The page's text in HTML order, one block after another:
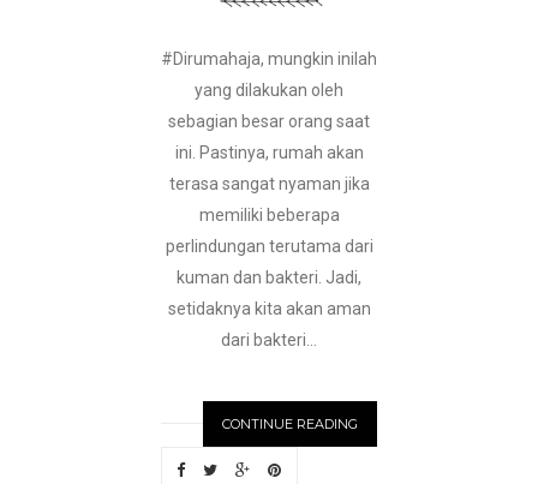
#Dirumahaja, mungkin inilah
yang dilakukan oleh
sebagian besar orang saat
ini. Pastinya, rumah akan
terasa sangat nyaman jika
memiliki beberapa
perlindungan terutama dari
kuman dan bakteri. Jadi,
setidaknya kita akan aman
dari bakteri...
CONTINUE READING